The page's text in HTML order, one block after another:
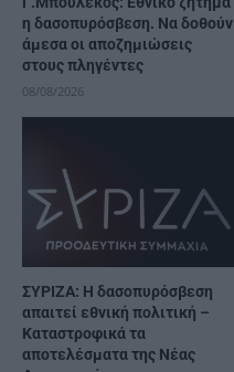
η δασοπυρόσβεση. Να δοθούν
άμεσα οι αποζημιώσεις
στους πληγέντες
08/08/2026
ΣΥΡΙΖΑ: Η δασοπυρόσβεση
απαιτεί εθνική πολιτική –
Καταστροφικά τα
αποτελέσματα της Νέας